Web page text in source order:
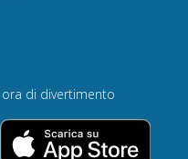
di divertimento